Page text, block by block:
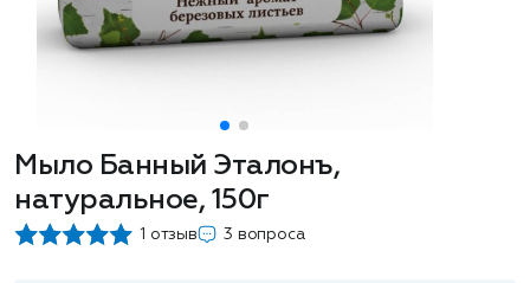
Мыло Банный Эталонъ,
натуральное, 150г
1 отзыв 3 вопроса